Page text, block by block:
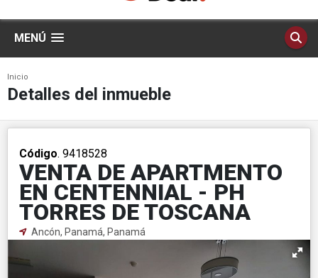
MENÚ
Inicio
Detalles del inmueble
Código. 9418528
VENTA DE APARTMENTO
EN CENTENNIAL - PH
TORRES DE TOSCANA
Ancón, Panamá, Panamá